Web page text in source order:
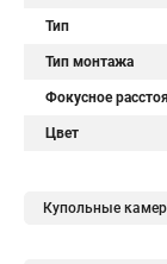
Тип
Тип монтажа
Фокусное
Цвет
Купольные